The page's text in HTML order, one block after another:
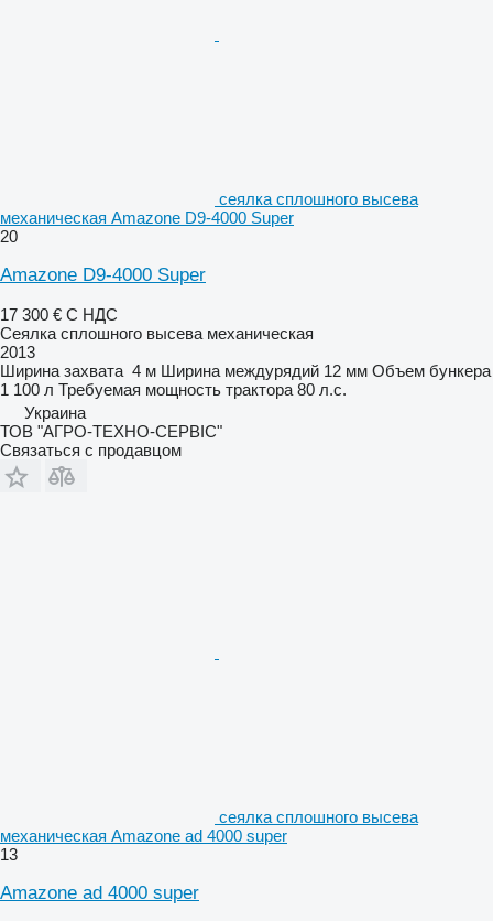
сеялка сплошного высева
механическая Amazone D9-4000 Super
20
Amazone D9-4000 Super
17 300 € С НДС
Сеялка сплошного высева механическая
2013
Ширина захвата 4 м Ширина междурядий 12 мм Объем бункера
1 100 л Требуемая мощность трактора 80 л.с.
Украина
ТОВ "АГРО-ТЕХНО-СЕРВІС"
Связаться с продавцом
сеялка сплошного высева
механическая Amazone ad 4000 super
13
Amazone ad 4000 super